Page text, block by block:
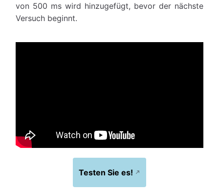
von 500 ms wird hinzugefügt, bevor der nächste
Versuch beginnt.
Testen Sie es!